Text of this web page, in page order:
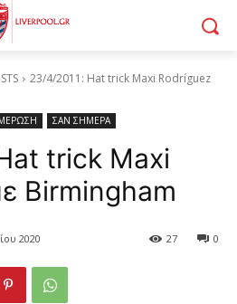
23/4/2011: Hat trick Maxi Rodríguez
ΣΑΝ ΣΗΜΕΡΑ
trick Maxi
Birmingham
2020 0
27